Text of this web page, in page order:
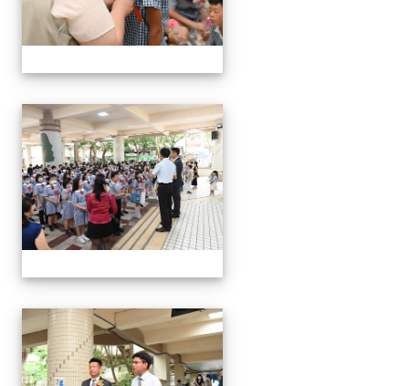
24屆文化國小畢業典禮
24屆文化國小畢業典禮